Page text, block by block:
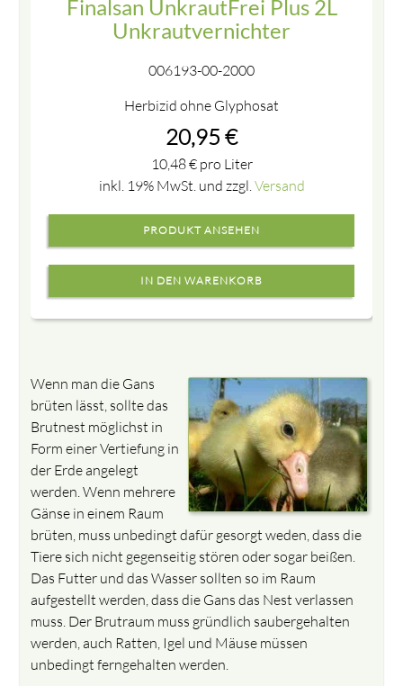
Finalsan UnkrautFrei Plus 2L
Unkrautvernichter
006193-00-2000
Herbizid ohne Glyphosat
20,95 €
10,48€pro Liter
inkl. 19% MwSt. und zzgl. Versand
PRODUKT ANSEHEN
Wenn man die Gans
brüten lässt, sollte das
Brutnest möglichst in
Form einer Vertiefung in
der Erde angelegt
werden. Wenn mehrere
Gänse in einem Raum
brüten, muss unbedingt dafür gesorgt weden, dass die
Tiere sich nicht gegenseitig stören oder sogar beißen.
Das Futter und das Wasser sollten so im Raum
aufgestellt werden, dass die Gans das Nest verlassen
muss. Der Brutraum muss gründlich saubergehalten
werden, auch Ratten, Igel und Mäuse müssen
unbedingt ferngehalten werden.